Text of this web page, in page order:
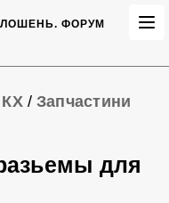
ФОРУМ
КХ/ Запчастини
для